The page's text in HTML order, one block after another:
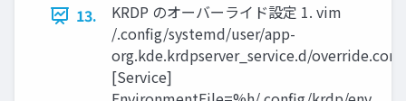
13.
KRDP のオーバーライド設定 1. vim
/.config/systemd/user/app-
org.kde.krdpserver_service.d/override.conf
[Service]